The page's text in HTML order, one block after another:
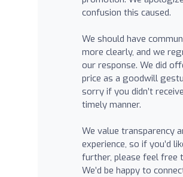
confusion this caused.
We should have
more clearly, and we
our response. We did
price as a goodwill
sorry if you didn’t
timely manner.
We value transparency
experience, so if you’d
further, please feel free
We’d be happy to